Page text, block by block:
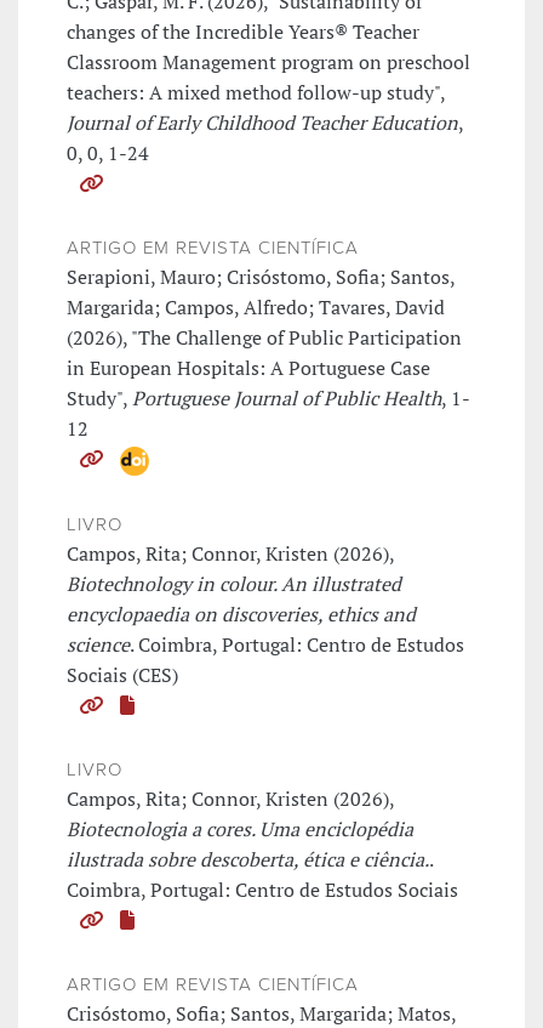
changes of the Incredible Years® Teacher
Classroom Management program on preschool
teachers: A mixed method follow-up study",
Journal of Early Childhood Teacher Education,
0, 0, 1-24
ARTIGO EM REVISTA CIENTÍFICA
Serapioni, Mauro; Crisóstomo, Sofia; Santos,
Margarida; Campos, Alfredo; Tavares, David
(2026), "The Challenge of Public Participation
in European Hospitals: A Portuguese Case
Study",Portuguese Journal of Public Health, 1-
12
LIVRO
Campos, Rita; Connor, Kristen (2026),
Biotechnology in colour. An illustrated
encyclopaedia on discoveries, ethics and
science. Coimbra, Portugal: Centro de Estudos
Sociais (CES)
LIVRO
Campos, Rita; Connor, Kristen (2026),
Biotecnologia a cores. Uma enciclopédia
ilustrada sobre descoberta, ética e ciência..
Coimbra, Portugal: Centro de Estudos Sociais
ARTIGO EM REVISTA CIENTÍFICA
Crisóstomo, Sofia; Santos, Margarida; Matos,